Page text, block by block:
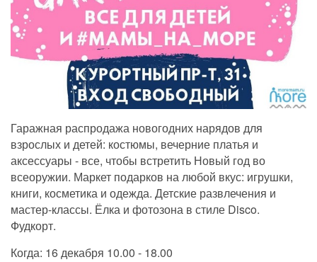
Гаражная распродажа новогодних нарядов для
взрослых и детей: костюмы, вечерние платья и
аксессуары - все, чтобы встретить Новый год во
всеоружии. Маркет подарков на любой вкус: игрушки,
книги, косметика и одежда. Детские развлечения и
мастер-классы. Ёлка и фотозона в стиле Disco.
Фудкорт.
Когда: 16 декабря 10.00 - 18.00